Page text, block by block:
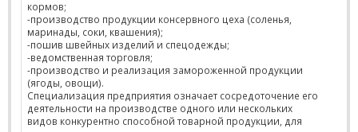
кормов;
-производство продукции консервного цеха (соленья,
маринады, соки, квашения);
-пошив швейных изделий и спецодежды;
-ведомственная торговля;
-производство и реализация замороженной продукции
(ягоды, овощи).
Специализация предприятия означает сосредоточение его
деятельности на производстве одного или нескольких
видов конкурентно способной товарной продукции, для